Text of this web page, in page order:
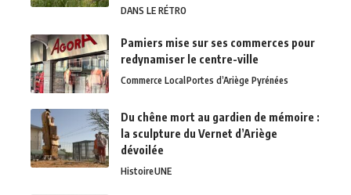
DANS LE RÉTRO
Pamiers mise sur ses commerces pour
redynamiser le centre-ville
Commerce Local Portes d’Ariège Pyrénées
Du chêne mort au gardien de mémoire :
la sculpture du Vernet d’Ariège
dévoilée
HistoireUNE